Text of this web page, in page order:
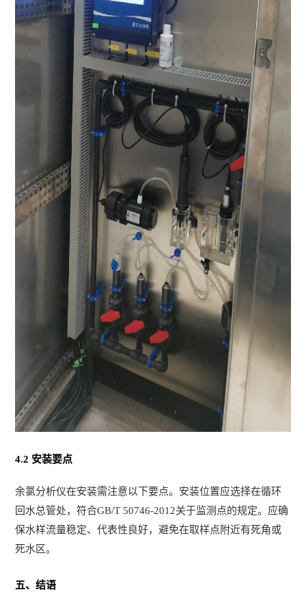
4.2 安装要点
余氯分析仪在安装需注意以下要点。安装位置应选择在循环
回水总管处，符合GB/T 50746-2012关于监测点的规定。应确
保水样流量稳定、代表性良好，避免在取样点附近有死角或
死水区。
五、结语